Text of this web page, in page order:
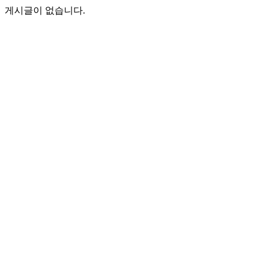
게시글이 없습니다.